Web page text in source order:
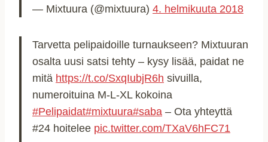
— Mixtuura (@mixtuura) 4. helmikuuta 2018
Tarvetta pelipaidoille turnaukseen? Mixtuuran
osalta uusi satsi tehty – kysy lisää, paidat ne
mitä https://t.co/SxqIubjR6h sivuilla,
numeroituina M-L-XL kokoina
#Pelipaidat#mixtuura#saba – Ota yhteyttä
#24 hoitelee pic.twitter.com/TXaV6hFC71